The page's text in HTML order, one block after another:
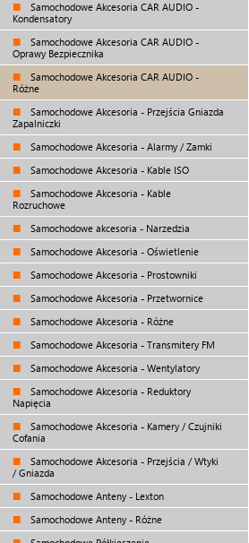
Samochodowe Akcesoria CAR AUDIO -
Kondensatory
Samochodowe Akcesoria CAR AUDIO -
Oprawy Bezpiecznika
Samochodowe Akcesoria CAR AUDIO -
Różne
Samochodowe Akcesoria - Przejścia Gniazda
Zapalniczki
Samochodowe Akcesoria - Alarmy / Zamki
Samochodowe Akcesoria - Kable ISO
Samochodowe Akcesoria - Kable
Rozruchowe
Samochodowe akcesoria - Narzedzia
Samochodowe Akcesoria - Oświetlenie
Samochodowe Akcesoria - Prostowniki
Samochodowe Akcesoria - Przetwornice
Samochodowe Akcesoria - Różne
Samochodowe Akcesoria - Transmitery FM
Samochodowe Akcesoria - Wentylatory
Samochodowe Akcesoria - Reduktory
Napięcia
Samochodowe Akcesoria - Kamery / Czujniki
Cofania
Samochodowe Akcesoria - Przejścia / Wtyki
/ Gniazda
Samochodowe Anteny - Lexton
Samochodowe Anteny - Różne